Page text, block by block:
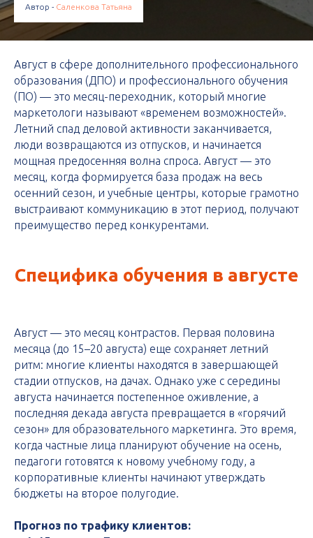
Автор - Саленкова Татьяна
Август в сфере дополнительного профессионального
образования (ДПО) и профессионального обучения
(ПО) — это месяц-переходник, который многие
маркетологи называют «временем возможностей».
Летний спад деловой активности заканчивается,
люди возвращаются из отпусков, и начинается
мощная предосенняя волна спроса. Август — это
месяц, когда формируется база продаж на весь
осенний сезон, и учебные центры, которые грамотно
выстраивают коммуникацию в этот период, получают
преимущество перед конкурентами.
Специфика обучения в августе
Август — это месяц контрастов. Первая половина
месяца (до 15–20 августа) еще сохраняет летний
ритм: многие клиенты находятся в завершающей
стадии отпусков, на дачах. Однако уже с середины
августа начинается постепенное оживление, а
последняя декада августа превращается в «горячий
сезон» для образовательного маркетинга. Это время,
когда частные лица планируют обучение на осень,
педагоги готовятся к новому учебному году, а
корпоративные клиенты начинают утверждать
бюджеты на второе полугодие.
Прогноз по трафику клиентов: